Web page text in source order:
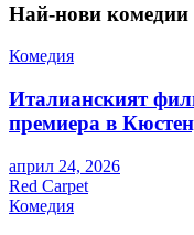
Най-нови комедии
Комедия
Италианският
премиера в
април 24, 2026
Red Carpet
Комедия